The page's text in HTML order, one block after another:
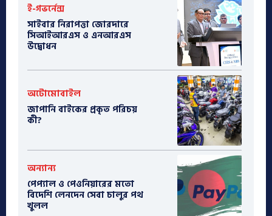
ই-গভর্নেন্স
সাইবার নিরাপত্তা জোরদারে
সিআইআরএস ও এনআরএস
উদ্বোধন
অটোমোবাইল
​জাপানি বাইকের প্রকৃত পরিচয়
কী?
অন্যান্য
পেপ্যাল ও পেওনিয়ারের মতো
বিদেশি লেনদেন সেবা চালুর পথ
খুলল